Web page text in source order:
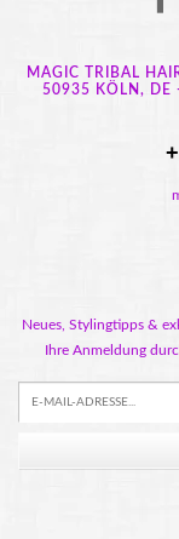
MAGIC TRIBAL
50935 KÖLN, DE
Neues, Stylingtipps &
Ihre Anmeldung